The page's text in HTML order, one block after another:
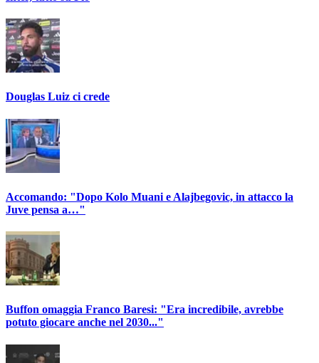
Douglas Luiz ci crede
Accomando: "Dopo Kolo Muani e Alajbegovic, in attacco la
Juve pensa a…"
Buffon omaggia Franco Baresi: "Era incredibile, avrebbe
potuto giocare anche nel 2030..."